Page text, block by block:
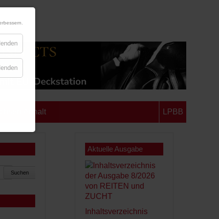
Anhalt LPBB
Suchen
Aktuelle Ausgabe
Inhaltsverzeichnis